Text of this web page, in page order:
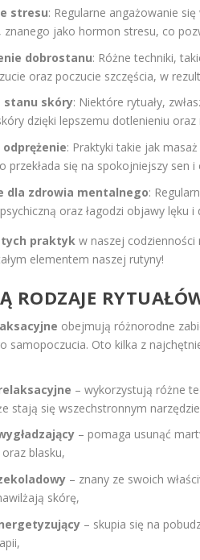
stresu: Regularne angażowanie
znanego jako hormon stresu, co
dobrostanu: Różne techniki,
oraz poczucie szczęścia, w
stanu skóry: Niektóre rytuały,
dzięki lepszemu dotlenieniu oraz
odprężenie: Praktyki takie jak
przekłada się na spokojniejszy sen
dla zdrowia mentalnego:
oraz łagodzi objawy lęku i
praktyk w naszej codzienności
elementem naszej rutyny!
RODZAJE
obejmują różnorodne
samopoczucia. Oto kilka z
– wykorzystują różne
stają się wszechstronnym
– pomaga usunąć
oraz blasku,
– znany ze swoich
skórę,
– skupia się na